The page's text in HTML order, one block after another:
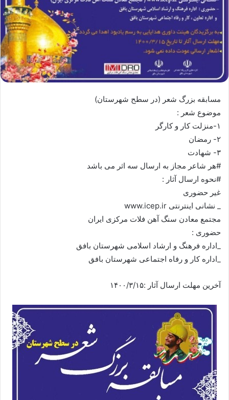
مسابقه بزرگ شعر (در سطح شهرستان)
موضوع شعر :
۱-منزلت کار و کارگر
۲- رمضان
۳- شهادت
#هر شاعر مجاز به ارسال سه اثر می باشد
#نحوه ارسال آثار :
غیر حضوری
_ نشانی اینترنتی www.icep.ir
مجتمع معادن سنگ آهن فلات مرکزی ایران
حضوری :
_اداره فرهنگ و ارشاد اسلامی شهرستان بافق
_اداره کار و رفاه اجتماعی شهرستان بافق
آخرین مهلت ارسال آثار :۱۴۰۰/۳/۱۵